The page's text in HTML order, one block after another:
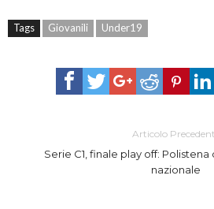
Tags Giovanili Under19
Articolo
Serie C1, finale play off:
nazionale